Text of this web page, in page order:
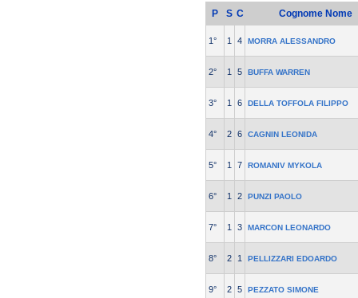
P S C Cognome Nome
1° 1 4 MORRA ALESSANDRO
2° 1 5 BUFFA WARREN
3° 1 6 DELLA TOFFOLA FILIPPO
4° 2 6 CAGNIN LEONIDA
5° 1 7 ROMANIV MYKOLA
6° 1 2 PUNZI PAOLO
7° 1 3 MARCON LEONARDO
8° 2 1 PELLIZZARI EDOARDO
9° 2 5 PEZZATO SIMONE